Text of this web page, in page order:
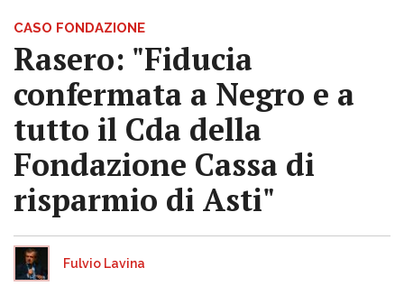
CASO FONDAZIONE
Rasero: "Fiducia
confermata a Negro e a
tutto il Cda della
Fondazione Cassa di
risparmio di Asti"
Fulvio Lavina